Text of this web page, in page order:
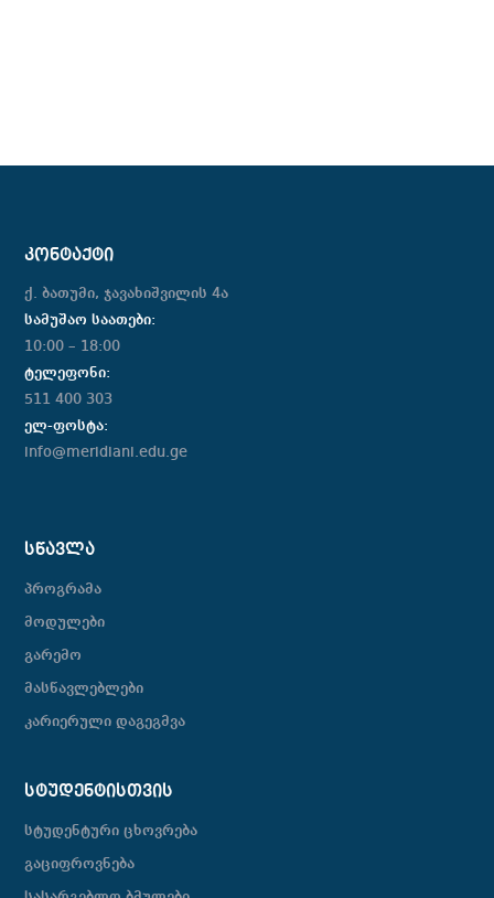
ᲙᲝᲜᲢᲐᲥᲢᲘ
ქ. ბათუმი, ჯავახიშვილის 4ა
სამუშაო საათები:
10:00 – 18:00
ტელეფონი:
511 400 303
ელ-ფოსტა:
info@meridiani.edu.ge
ᲡᲬᲐᲕᲚᲐ
პროგრამა
მოდულები
გარემო
მასწავლებლები
კარიერული დაგეგმვა
ᲡᲢᲣᲓᲔᲜᲢᲘᲡᲗᲕᲘᲡ
სტუდენტური ცხოვრება
გაციფროვნება